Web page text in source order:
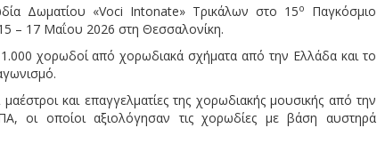
Δωματίου «Voci Intonate» Τρικάλων στο 15ο
Παγκόσμιο
– 17 Μαΐου 2026 στη Θεσσαλονίκη.
χορωδοί από χορωδιακά σχήματα από την Ελλάδα και το
και επαγγελματίες της χορωδιακής μουσικής από την
οι οποίοι αξιολόγησαν τις χορωδίες με βάση αυστηρά